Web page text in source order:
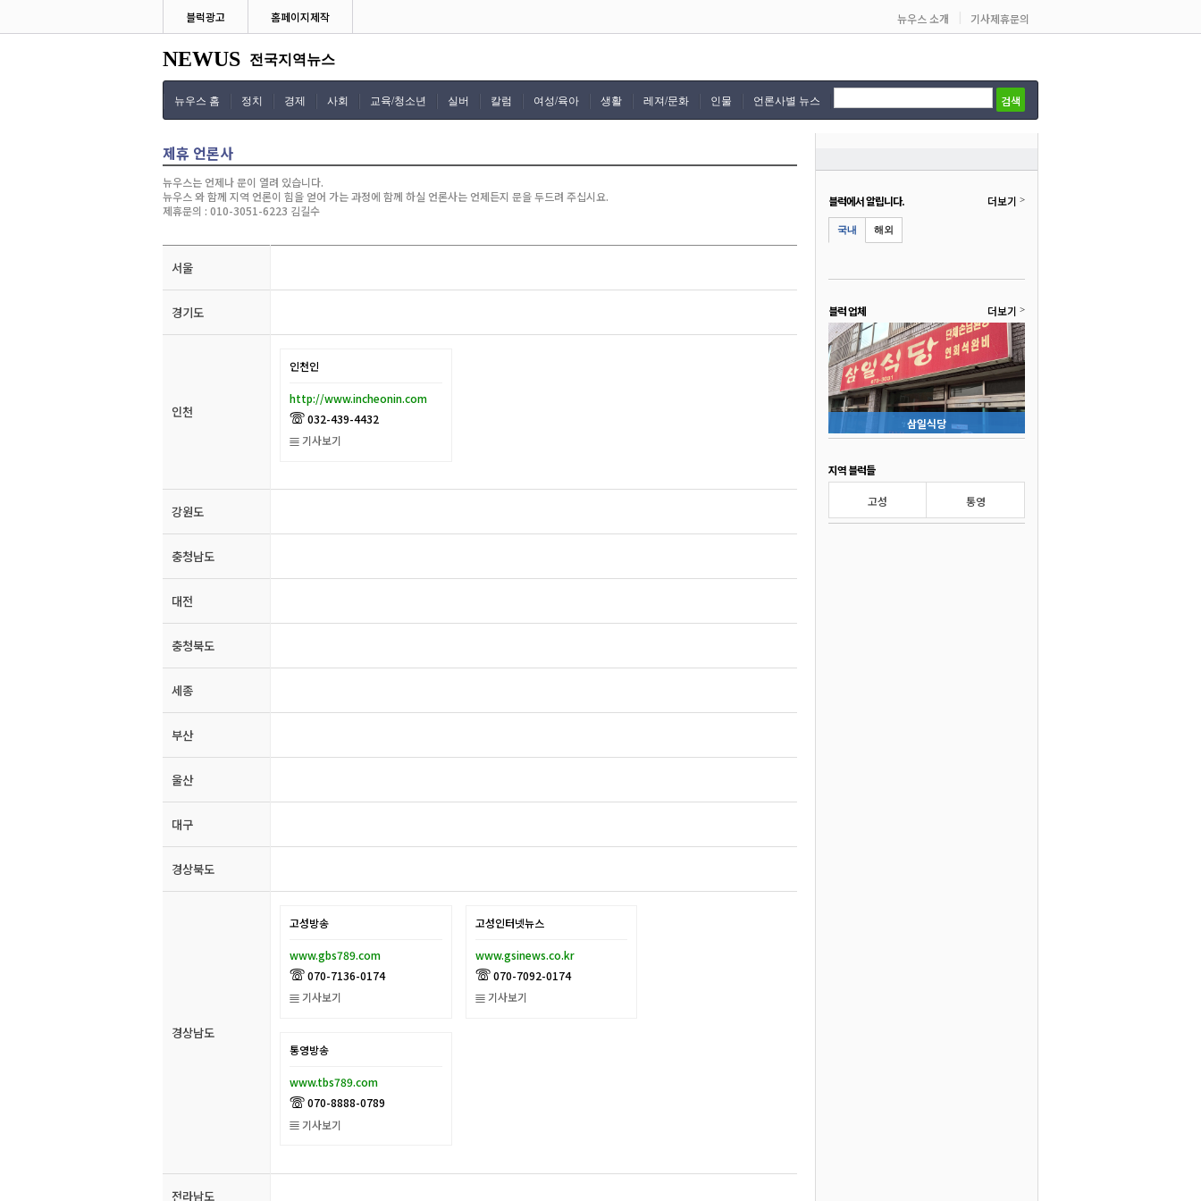
블럭광고 홈페이지제작 뉴우스 소개 기사제휴문의
NEWUS 전국지역뉴스
뉴우스 홈 정치 경제 사회 교육/청소년 실버 칼럼 여성/육아 생활 레져/문화 인물 언론사별 뉴스 검색
제휴 언론사
뉴우스는 언제나 문이 열려 있습니다.
뉴우스 와 함께 지역 언론이 힘을 얻어 가는 과정에 함께 하실 언론사는 언제든지 문을 두드려 주십시요.
제휴문의 : 010-3051-6223 김길수
서울
경기도
인천
인천인
http://www.incheonin.com
À032-439-4432
Q기사보기
강원도
충청남도
대전
충청북도
세종
부산
울산
대구
경상북도
경상남도
고성방송
www.gbs789.com
À070-7136-0174
Q기사보기
고성인터넷뉴스
www.gsinews.co.kr
À 070-7092-0174
Q 기사보기
통영방송
www.tbs789.com
À070-8888-0789
Q기사보기
전라남도
블럭에서 알립니다. 더보기 >
국내 해외
블럭 업체 더보기 >
삼일식당
지역 블럭들
고성 통영